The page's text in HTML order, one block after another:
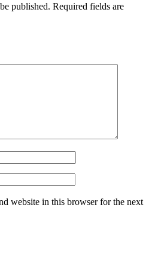
published. Required fields are
website in this browser for the next